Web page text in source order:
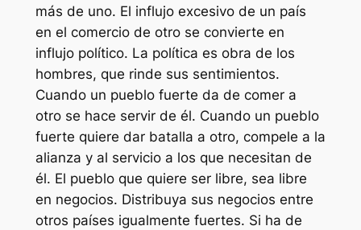
más de uno. El influjo excesivo de un país
en el comercio de otro se convierte en
influjo político. La política es obra de los
hombres, que rinde sus sentimientos.
Cuando un pueblo fuerte da de comer a
otro se hace servir de él. Cuando un pueblo
fuerte quiere dar batalla a otro, compele a la
alianza y al servicio a los que necesitan de
él. El pueblo que quiere ser libre, sea libre
en negocios. Distribuya sus negocios entre
otros países igualmente fuertes. Si ha de